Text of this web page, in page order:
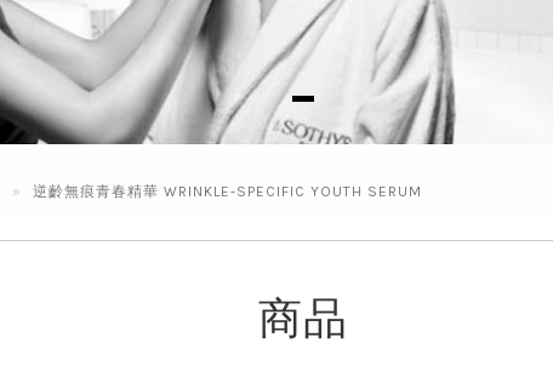
逆齡無痕青春精華 WRINKLE-SPECIFIC YOUTH SERUM
商品